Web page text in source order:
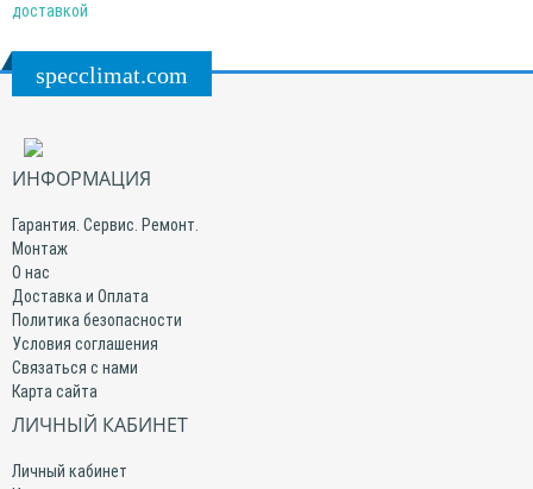
доставкой
specclimat.com
ИНФОРМАЦИЯ
Гарантия. Сервис. Ремонт.
Монтаж
О нас
Доставка и Оплата
Политика безопасности
Условия соглашения
Связаться с нами
Карта сайта
ЛИЧНЫЙ КАБИНЕТ
Личный кабинет